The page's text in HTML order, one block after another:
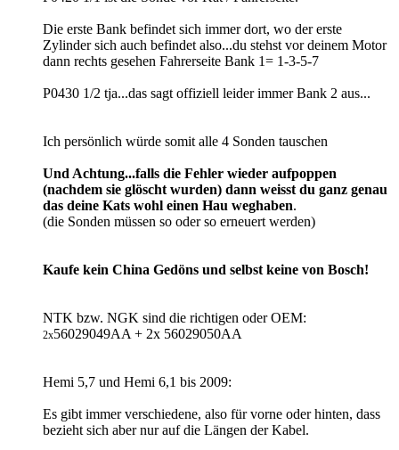
Die erste Bank befindet sich immer dort, wo der erste
Zylinder sich auch befindet also...du stehst vor deinem Motor
dann rechts gesehen Fahrerseite Bank 1= 1-3-5-7
P0430 1/2 tja...das sagt offiziell leider immer Bank 2 aus...
Ich persönlich würde somit alle 4 Sonden tauschen
Und Achtung...falls die Fehler wieder aufpoppen
(nachdem sie glöscht wurden) dann weisst du ganz genau
das deine Kats wohl einen Hau weghaben.
(die Sonden müssen so oder so erneuert werden)
Kaufe kein China Gedöns und selbst keine von Bosch!
NTK bzw. NGK sind die richtigen oder OEM:
2x56029049AA​ + 2x 56029050AA​
Hemi 5,7 und Hemi 6,1 bis 2009:
Es gibt immer verschiedene, also für vorne oder hinten, dass
bezieht sich aber nur auf die Längen der Kabel.